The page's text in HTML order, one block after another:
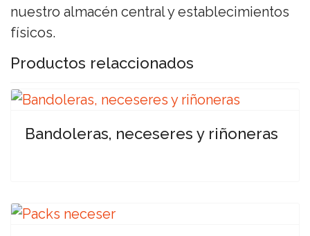
nuestro almacén central y establecimientos
físicos.
Productos relaccionados
Bandoleras, neceseres y riñoneras